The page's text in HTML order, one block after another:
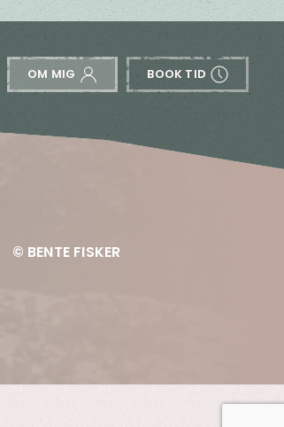
OM MIG BOOK TID
© BENTE FISKER